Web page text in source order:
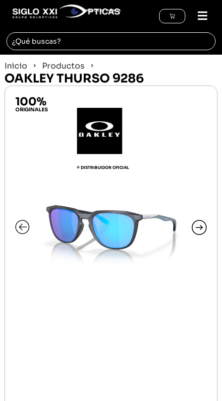
REGIÓN DE MURCIA
Inicio Productos
OAKLEY THURSO 9286
100%
ORIGINALES
© DISTRIBUIDOR OFICIAL